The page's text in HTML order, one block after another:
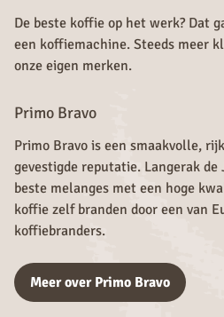
De beste koffie op het werk? Dat
een koffiemachine. Steeds meer
onze eigen merken.
Primo Bravo
Primo Bravo is een smaakvolle,
gevestigde reputatie. Langerak de
beste melanges met een hoge
koffie zelf branden door een van
koffiebranders.
Meer over Primo Bravo